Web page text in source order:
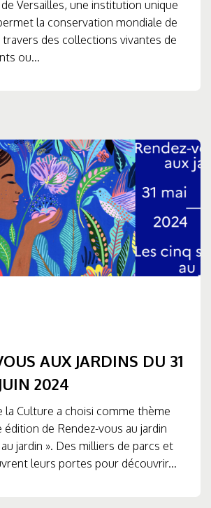
Versailles, une institution unique
la conservation mondiale de
travers des collections vivantes de
ou...
AUX JARDINS DU 31
2024
la Culture a choisi comme thème
édition de Rendez-vous au jardin
jardin ». Des milliers de parcs et
leurs portes pour découvrir...